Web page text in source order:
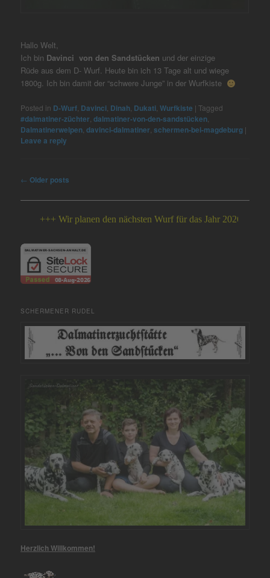
Hallo Welt,
Ich bin Davinci von den Sandstücken und der einzige
Rüde aus dem D- Wurf. Heute bin ich 13 Tage alt und wiege
1800g. Ich bin damit der “schwere Junge” in der Wurfkiste
Posted in D-Wurf Davinci Dinah Dukati ,Wurfkiste |Tagged
#dalmatiner-züchter ,dalmatiner-von-den-sandstücken
Dalmatinerwelpen ,davinci-dalmatiner ,schermen-bei-magdeburg |
Leave a reply
Post
← Older posts
+++ Wir planen den nächsten Wurf für das Jahr 2026 +++
SCHERMENER RUDEL
Herzlich Willkommen!